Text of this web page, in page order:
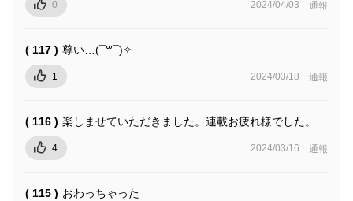
0 2024/04/03 通報
( 117 ) 尊い…(¯꒳¯)✧︎
1 2024/03/18 通報
( 116 ) 楽しませていただきました。連載お疲れ様でした。
4 2024/03/16 通報
( 115 ) おわっちゃった